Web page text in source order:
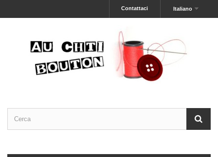
Italiano
Contattaci